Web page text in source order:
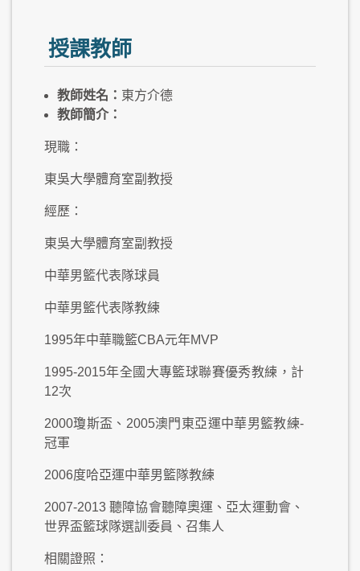
授課教師
教師姓名： 東方介德
教師簡介：
現職：
東吳大學體育室副教授
經歷：
東吳大學體育室副教授
中華男籃代表隊球員
中華男籃代表隊教練
1995年中華職籃CBA元年MVP
1995-2015年全國大專籃球聯賽優秀教練，計
12次
2000瓊斯盃、2005澳門東亞運中華男籃教練-
冠軍
2006度哈亞運中華男籃隊教練
2007-2013 聽障協會聽障奧運、亞太運動會、
世界盃籃球隊選訓委員、召集人
相關證照：